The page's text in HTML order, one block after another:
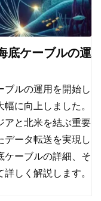
底ケーブルの運
ルの運用を開始し
に向上しました。
アと北米を結ぶ重要
データ転送を実現し
ケーブルの詳細、そ
しく解説します。